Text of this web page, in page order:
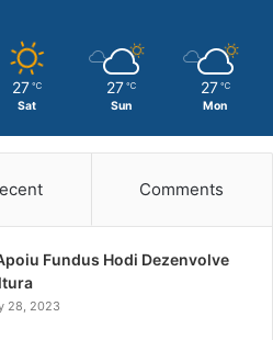
27 ℃
Sat
27 ℃
Sun
27 ℃
Mon
Comments
Fundus Hodi Dezenvolve
28, 2023